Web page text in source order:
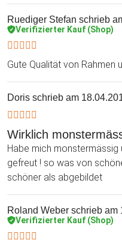
Ruediger Stefan schrieb
Verifizierter Kauf (Shop)
Gute Qualität von Rahmen
Doris schrieb am
Wirklich
Habe mich monstermässig
gefreut ! so was von
schöner als abgebildet
Roland Weber schrieb am
Verifizierter Kauf (Shop)